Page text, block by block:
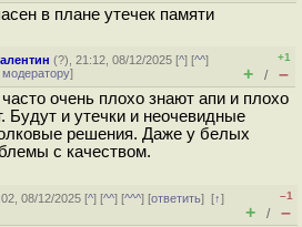
в плане утечек памяти
(?), 21:12, 08/12/2025 [^] [^^]
модератору]
+1
+ / –
очень плохо знают апи и плохо
Будут и утечки и неочевидные
решения. Даже у белых
с качеством.
08/12/2025 [^] [^^] [^^^] [ответить][↑]
–1
+ / –